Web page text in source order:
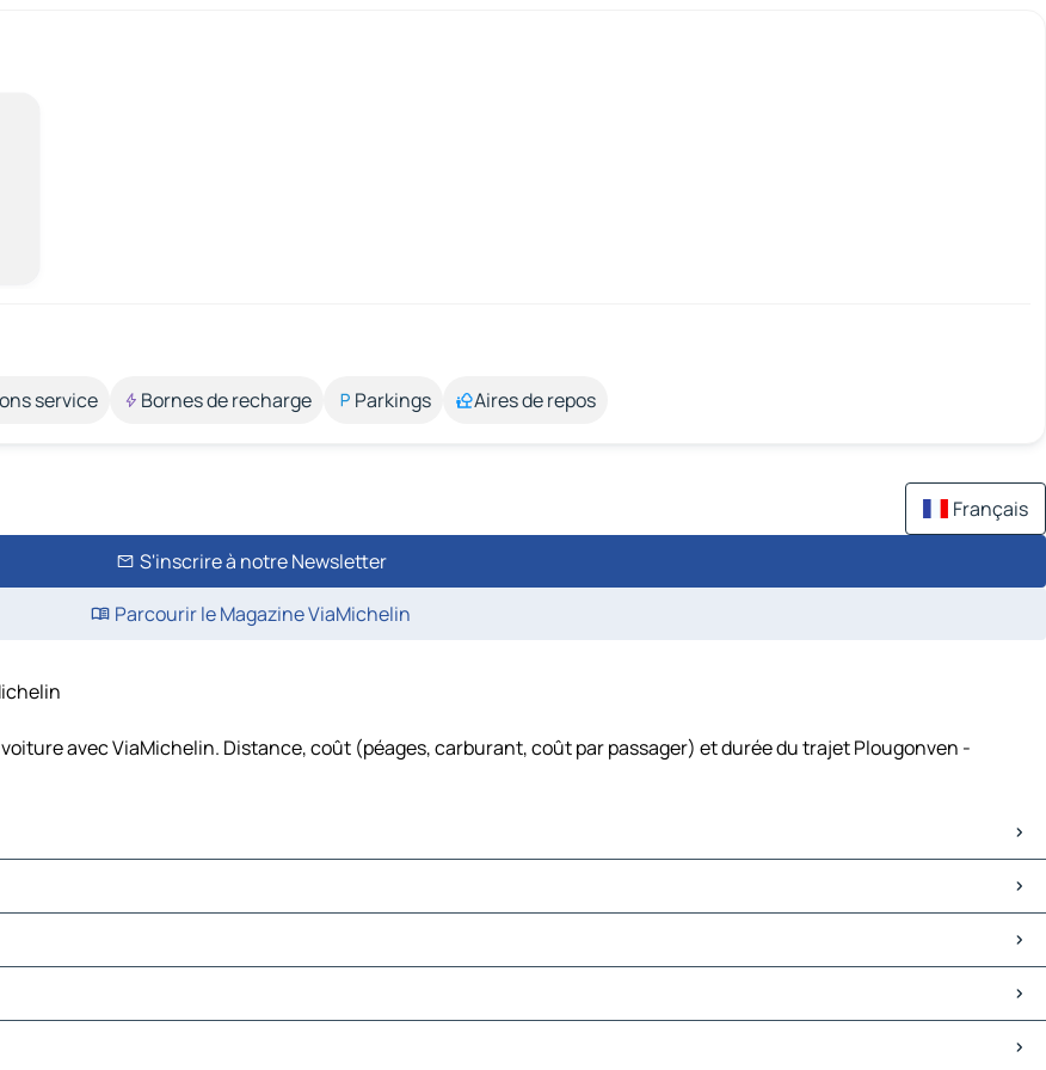
service Bornes de recharge Parkings Aires de repos
Français
S'inscrire à notre Newsletter
Parcourir le Magazine ViaMichelin
avec ViaMichelin. Distance, coût (péages, carburant, coût par passager) et durée du trajet Plougonven -